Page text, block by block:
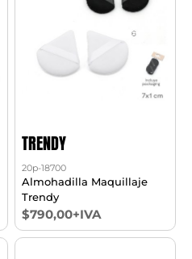
TRENDY
20p-18700
Almohadilla Maquillaje
Trendy
$790,00+IVA